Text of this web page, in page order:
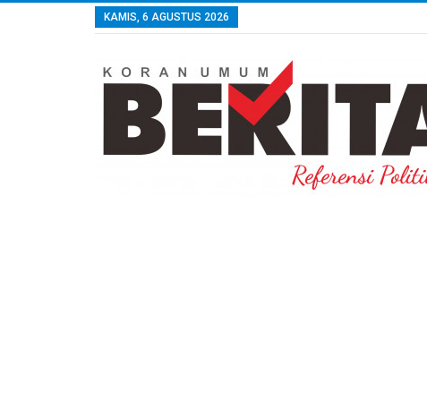
KAMIS, 6 AGUSTUS 2026